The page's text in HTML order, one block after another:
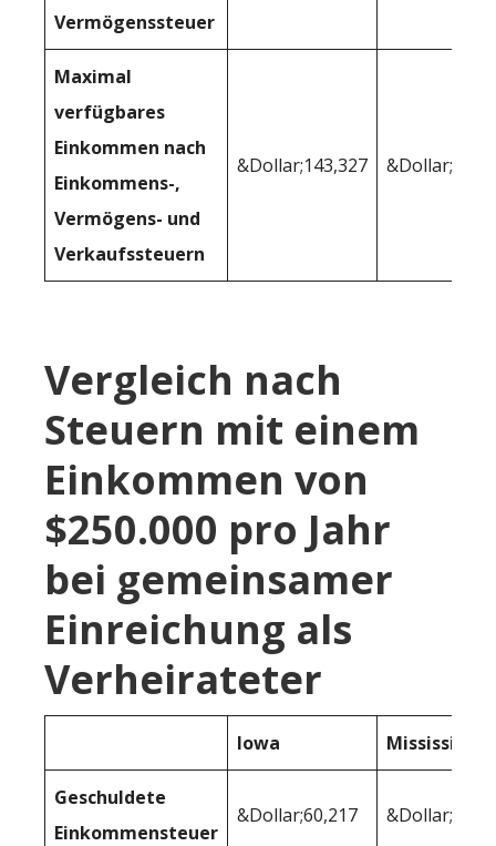
Vermögenssteuer
Maximal
verfügbares
Einkommen nach
Einkommens-,
Vermögens- und
Verkaufssteuern
&Dollar;143,327
Vergleich nach
Steuern mit einem
Einkommen von
$250.000 pro Jahr
bei gemeinsamer
Einreichung als
Verheirateter
Iowa Mississippi
Geschuldete
Einkommensteuer
&Dollar;60,217